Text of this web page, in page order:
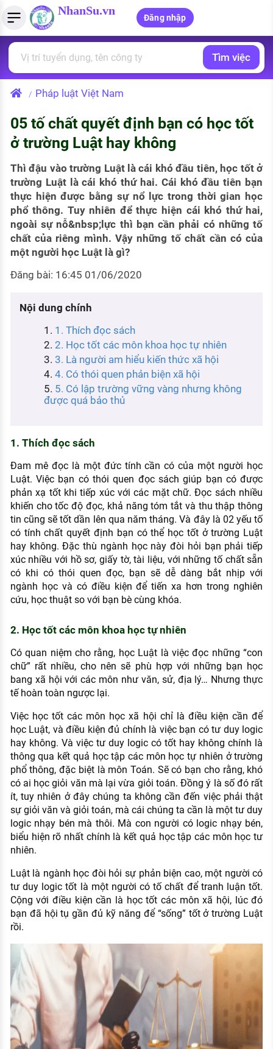
NhanSu.vn
Đăng nhập
Tìm việc làm
Việc làm ngành luật
Việc làm lương cao
Việc làm tốt nhất
CÔNG TY
Danh sách nhà tuyển dụng
Nhà tuyển dụng hàng đầu
Quản lý CV
Tải CV lên
Tạo CV trực tuyến
Mẫu CV đơn giản
Mẫu CV hiện đại
Tính lương Gross - Net
Tính thuế thu nhập cá nhân
Tính trợ cấp thất nghiệp
PHÁP LUẬT VIỆT NAM
Văn bản pháp luật
PHÁP LUẬT LAO ĐỘNG
Lao động và tiền lương
Bảo hiểm và phúc lợi
Thuế thu nhập
Hồ sơ biểu mẫu
Chính sách lao động
KHÁM PHÁ NGHỀ NGHIỆP
Tử vi nghề nghiệp
Kỹ năng nghề nghiệp
HƯỚNG NGHIỆP VIỆC LÀM
Đặc trưng từng nghề
Xu hướng việc làm
Tìm việc
/ Pháp luật Việt Nam
05 tố chất quyết định bạn có học tốt
ở trường Luật hay không
Thì đậu vào trường Luật là cái khó đầu tiên, học tốt ở
trường Luật là cái khó thứ hai. Cái khó đầu tiên bạn
thực hiện được bằng sự nổ lực trong thời gian học
phổ thông. Tuy nhiên để thực hiện cái khó thứ hai,
ngoài sự nỗ&nbsp;lực thì bạn cần phải có những tố
chất của riêng mình. Vậy những tố chất cần có của
một người học Luật là gì?
Đăng bài: 16:45 01/06/2020
Nội dung chính
1. Thích đọc sách
2. Học tốt các môn khoa học tự nhiên
3. Là người am hiểu kiến thức xã hội
4. Có thói quen phản biện xã hội
5. Có lập trường vững vàng nhưng không
được quá bảo thủ
1. Thích đọc sách
Đam mê đọc là một đức tính cần có của một người học
Luật. Việc bạn có thói quen đọc sách giúp bạn có được
phản xạ tốt khi tiếp xúc với các mặt chữ. Đọc sách nhiều
khiến cho tốc độ đọc, khả năng tóm tắt và thu thập thông
tin cũng sẽ tốt dần lên qua năm tháng. Và đây là 02 yếu tố
có tính chất quyết định bạn có thể học tốt ở trường Luật
hay không. Đặc thù ngành học này đòi hỏi bạn phải tiếp
xúc nhiều với hồ sơ, giấy tờ, tài liệu, với những tố chất sẵn
có khi có thói quen đọc, bạn sẽ dễ dàng bắt nhịp với
ngành học và có điều kiện để tiến xa hơn trong nghiên
cứu, học thuật so với bạn bè cùng khóa.
2. Học tốt các môn khoa học tự nhiên
Có quan niệm cho rằng, học Luật là việc đọc những “con
chữ” rất nhiều, cho nên sẽ phù hợp với những bạn học
bang xã hội với các môn như văn, sử, địa lý… Nhưng thực
tế hoàn toàn ngược lại.
Việc học tốt các môn học xã hội chỉ là điều kiện cần để
học Luật, và điều kiện đủ chính là việc bạn có tư duy logic
hay không. Và việc tư duy logic có tốt hay không chính là
thông qua kết quả học tập các môn học tự nhiên ở trường
phổ thông, đặc biệt là môn Toán. Sẽ có bạn cho rằng, khó
có ai học giỏi văn mà lại vừa giỏi toán. Đồng ý là số đó rất
ít, tuy nhiên ở đây chúng ta không cần đến việc phải thật
sự giỏi văn và giỏi toán, mà cái chúng ta cần là một tư duy
logic nhạy bén mà thôi. Mà con người có logic nhạy bén,
biểu hiện rõ nhất chính là kết quả học tập các môn học tư
nhiên.
Luật là ngành học đòi hỏi sự phản biện cao, một người có
tư duy logic tốt là một người có tố chất để tranh luận tốt.
Cộng với điều kiện cần là học tốt các môn xã hội, lúc đó
bạn đã hội tụ gần đủ kỹ năng để “sống” tốt ở trường Luật
rồi.